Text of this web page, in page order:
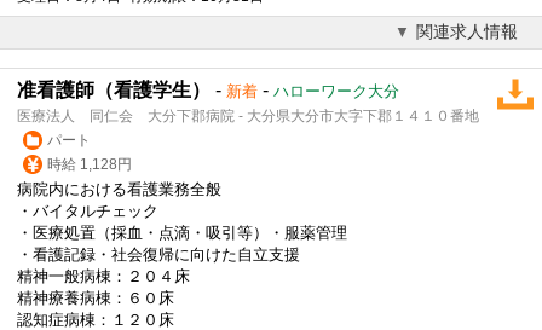
関連求人情報
准看護師（看護学生） - 新着 - ハローワーク大分
医療法人 同仁会 大分下郡病院 - 大分県大分市大字下郡１４１０番地
パート
時給 1,128円
病院内における看護業務全般
・バイタルチェック
・医療処置（採血・点滴・吸引等）・服薬管理
・看護記録・社会復帰に向けた自立支援
精神一般病棟：２０４床
精神療養病棟：６０床
認知症病棟：１２０床